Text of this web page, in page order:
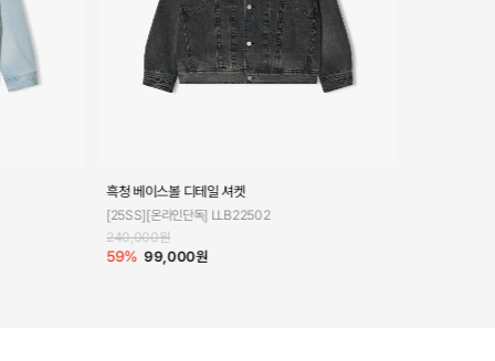
흑청 베이스볼 디테일 셔켓
[25SS][온라인단독] LLB22502
240,000원
59% 99,000원